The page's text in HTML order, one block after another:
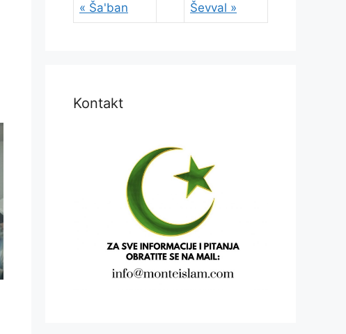
« Ša'ban Ševval »
Kontakt